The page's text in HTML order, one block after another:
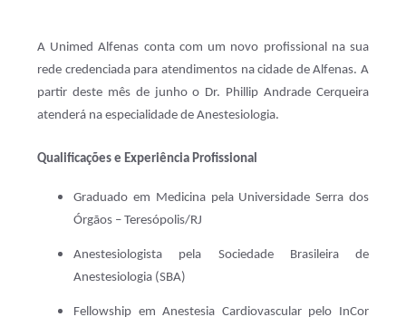
A Unimed Alfenas conta com um novo profissional na sua
rede credenciada para atendimentos na cidade de Alfenas. A
partir deste mês de junho o Dr. Phillip Andrade Cerqueira
atenderá na especialidade de Anestesiologia.
Qualificações e Experiência Profissional
Graduado em Medicina pela Universidade Serra dos
Órgãos – Teresópolis/RJ
Anestesiologista pela Sociedade Brasileira de
Anestesiologia (SBA)
Fellowship em Anestesia Cardiovascular pelo InCor